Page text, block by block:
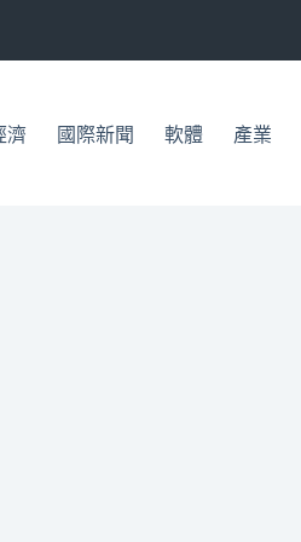
濟 國際新聞 軟體 產業